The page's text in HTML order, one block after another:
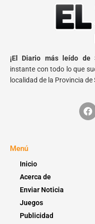
¡El Diario más leído de
instante con todo lo que
localidad de la Provincia de
Menú
Inicio
Acerca de
Enviar Noticia
Juegos
Publicidad